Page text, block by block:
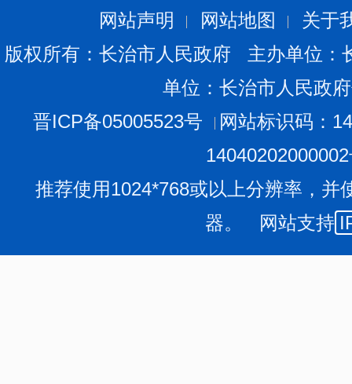
会议强调，要深入学习贯彻习近平总书记关于党的
作，为推动高质量发展提供坚强保障。
会议强调，当前正值夏季森林防火关键期。要坚持
量提升工程，优化树种结构，推进防火通道、消防蓄水池
导，增强群众森林防火意识，做到入户到人、全民参与。
会议指出，要深学细悟笃行习近平法治思想，全面
网站声明 网站地图
关于
版权所有：长治市人民政府 主办单位
单位：长治市人民政
晋ICP备05005523号
网站标识码：
推荐使用1024*768或以上分辨率，并
器。 网站支持